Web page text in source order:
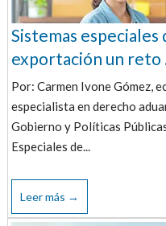
Sistemas
exportación un reto
Por: Carmen Ivone Gómez,
especialista en derecho
Gobierno y Políticas
Especiales de...
Leer más →